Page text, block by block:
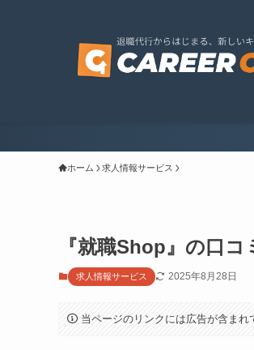
ホーム 求人情報サービス
『就職Shop』の口
求人情報サービス 2025年8月28日
当ページのリンクには広告が含まれ